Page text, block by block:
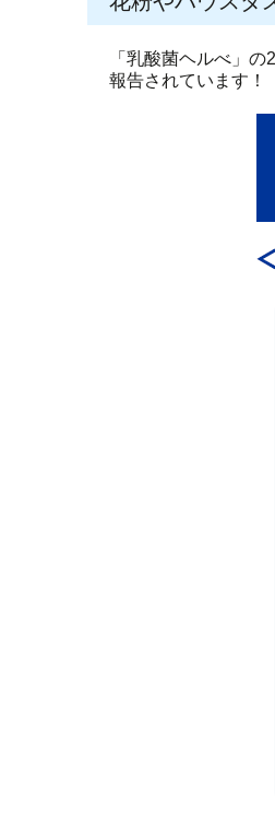
「乳酸菌ヘルべ」
報告されています！